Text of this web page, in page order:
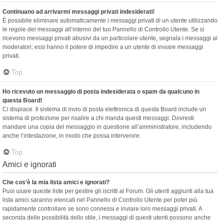
Continuano ad arrivarmi messaggi privati indesiderati!
È possibile eliminare automaticamente i messaggi privati ​​di un utente utilizzando
le regole dei messaggi all’interno del tuo Pannello di Controllo Utente. Se si
ricevono messaggi privati ​​abusivi da un particolare utente, segnala i messaggi ai
moderatori; essi hanno il potere di impedire a un utente di inviare messaggi
privati​​.
Top
Ho ricevuto un messaggio di posta indesiderata o spam da qualcuno in
questa Board!
Ci dispiace. Il sistema di invio di posta elettronica di questa Board include un
sistema di protezione per risalire a chi manda questi messaggi. Dovresti
mandare una copia del messaggio in questione all’amministratore, includendo
anche l’intestazione, in modo che possa intervenire.
Top
Amici e ignorati
Che cos’è la mia lista amici e ignorati?
Puoi usare queste liste per gestire gli iscritti al Forum. Gli utenti aggiunti alla tua
lista amici saranno elencati nel Pannello di Controllo Utente per poter più
rapidamente controllare se sono connessi e inviare loro messaggi privati. A
seconda delle possibilità dello stile, i messaggi di questi utenti possono anche